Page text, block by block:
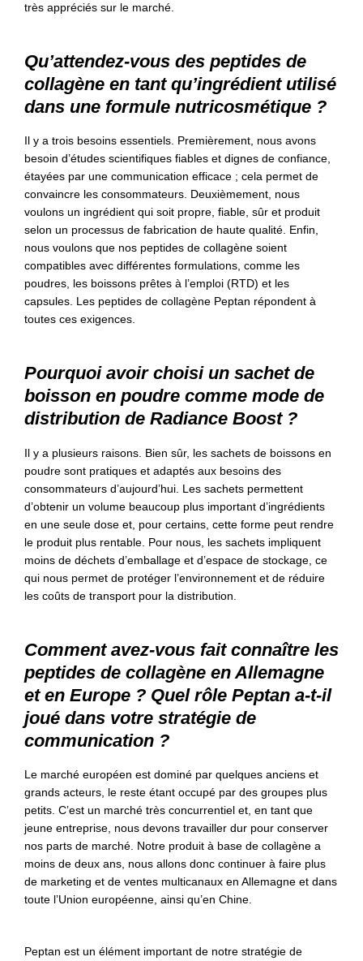
très appréciés sur le marché.
Qu’attendez-vous des peptides de
collagène en tant qu’ingrédient utilisé
dans une formule nutricosmétique ?
Il y a trois besoins essentiels. Premièrement, nous avons
besoin d’études scientifiques fiables et dignes de confiance,
étayées par une communication efficace ; cela permet de
convaincre les consommateurs. Deuxièmement, nous
voulons un ingrédient qui soit propre, fiable, sûr et produit
selon un processus de fabrication de haute qualité. Enfin,
nous voulons que nos peptides de collagène soient
compatibles avec différentes formulations, comme les
poudres, les boissons prêtes à l’emploi (RTD) et les
capsules. Les peptides de collagène Peptan répondent à
toutes ces exigences.
Pourquoi avoir choisi un sachet de
boisson en poudre comme mode de
distribution de Radiance Boost ?
Il y a plusieurs raisons. Bien sûr, les sachets de boissons en
poudre sont pratiques et adaptés aux besoins des
consommateurs d’aujourd’hui. Les sachets permettent
d’obtenir un volume beaucoup plus important d’ingrédients
en une seule dose et, pour certains, cette forme peut rendre
le produit plus rentable. Pour nous, les sachets impliquent
moins de déchets d’emballage et d’espace de stockage, ce
qui nous permet de protéger l’environnement et de réduire
les coûts de transport pour la distribution.
Comment avez-vous fait connaître les
peptides de collagène en Allemagne
et en Europe ? Quel rôle Peptan a-t-il
joué dans votre stratégie de
communication ?
Le marché européen est dominé par quelques anciens et
grands acteurs, le reste étant occupé par des groupes plus
petits. C’est un marché très concurrentiel et, en tant que
jeune entreprise, nous devons travailler dur pour conserver
nos parts de marché. Notre produit à base de collagène a
moins de deux ans, nous allons donc continuer à faire plus
de marketing et de ventes multicanaux en Allemagne et dans
toute l’Union européenne, ainsi qu’en Chine.
Peptan est un élément important de notre stratégie de